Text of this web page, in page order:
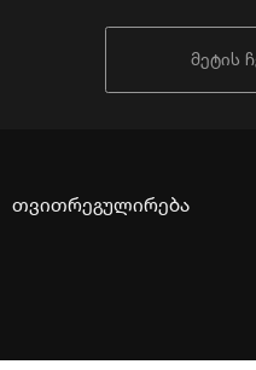
მეტის
თვითრეგულირება